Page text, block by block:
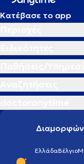
Κατέβασε το app
ΕλλάδαΒέλγιο